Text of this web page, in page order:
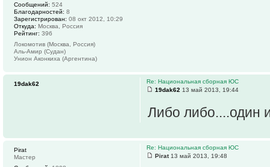
Сообщений: 524
Благодарностей: 8
Зарегистрирован: 08 окт 2012, 10:29
Откуда: Москва, Россия
Рейтинг: 396
Локомотив (Москва, Россия)
Аль-Амир (Судан)
Унион Аконкиха (Аргентина)
Re: Национальная сборная ЮС
19dak62 13 май 2013, 19:44
Либо либо....один
19dak62
Re: Национальная сборная ЮС
Pirat13 май 2013, 19:48
Pirat
Мастер